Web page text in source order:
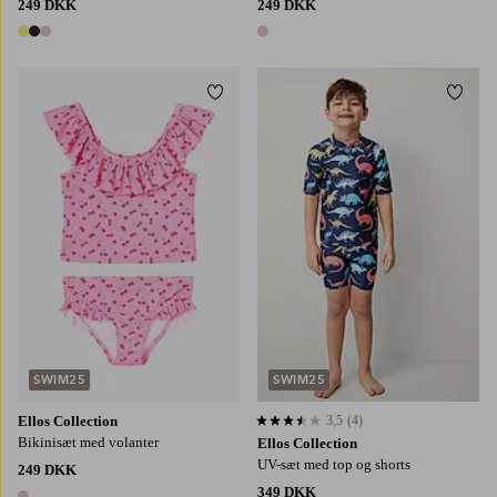
249 DKK
3 farver
249 DKK
1 farve
Ellos Collection
Bikinisæt med volanter
249 DKK
SWIM25
Tilføj til favoritter
110/116122/128 134/140
Ellos Collection
UV-sæt med top og shorts
349 DKK
3,5 baseret på 4 bedømmelser
3,5 (4)
SWIM25
98/104110/116122/128